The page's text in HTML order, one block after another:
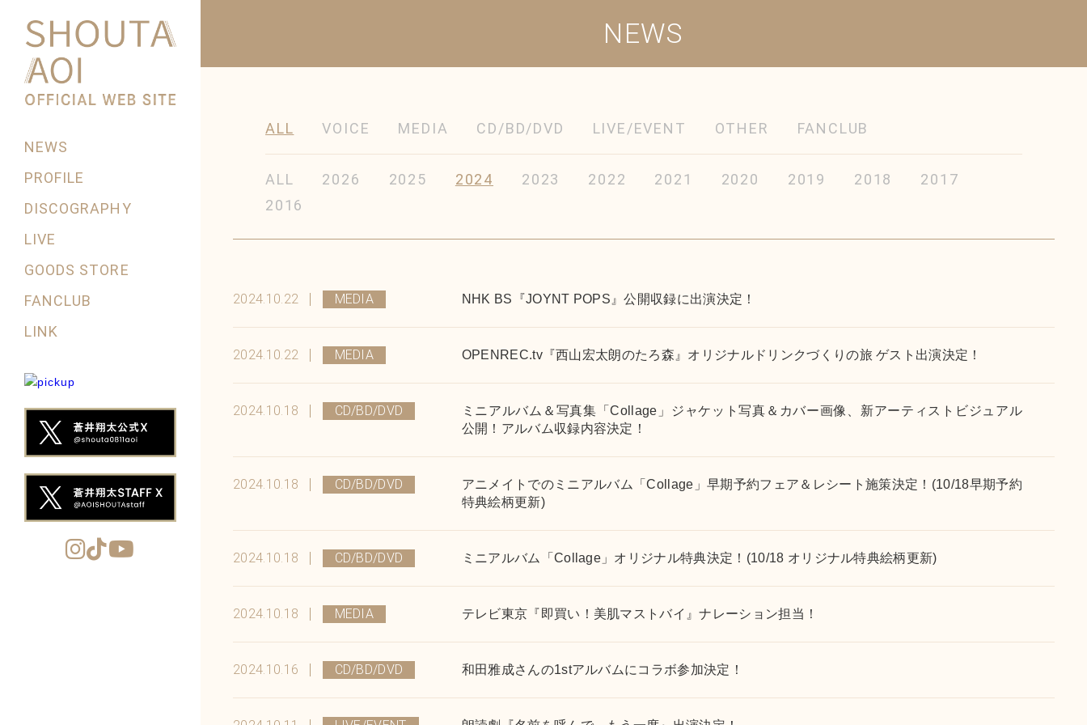
NEWS
PROFILE
DISCOGRAPHY
LIVE
GOODS STORE
FANCLUB
LINK
NEWS
ALL VOICE MEDIA CD/BD/DVD LIVE/EVENT OTHER FANCLUB
ALL 2026 2025 2024 2023 2022 2021 2020 2019 2018
2017
2016
2024.10.22 MEDIA NHK BS『JOYNT POPS』公開収録に出演決定！
2024.10.22 MEDIA OPENREC.tv『西山宏太朗のたろ森』オリジナルドリンクづくりの旅 ゲスト出演決定！
2024.10.18 CD/BD/DVD
ミニアルバム＆写真集「Collage」ジャケット写真＆カバー画像、新アーティストビジュアル
公開！アルバム収録内容決定！
2024.10.18 CD/BD/DVD
アニメイトでのミニアルバム「Collage」早期予約フェア＆レシート施策決定！(10/18早期予約
特典絵柄更新)
2024.10.18 CD/BD/DVD ミニアルバム「Collage」オリジナル特典決定！(10/18 オリジナル特典絵柄更新)
2024.10.18 MEDIA テレビ東京『即買い！美肌マストバイ』ナレーション担当！
2024.10.16 CD/BD/DVD 和田雅成さんの1stアルバムにコラボ参加決定！